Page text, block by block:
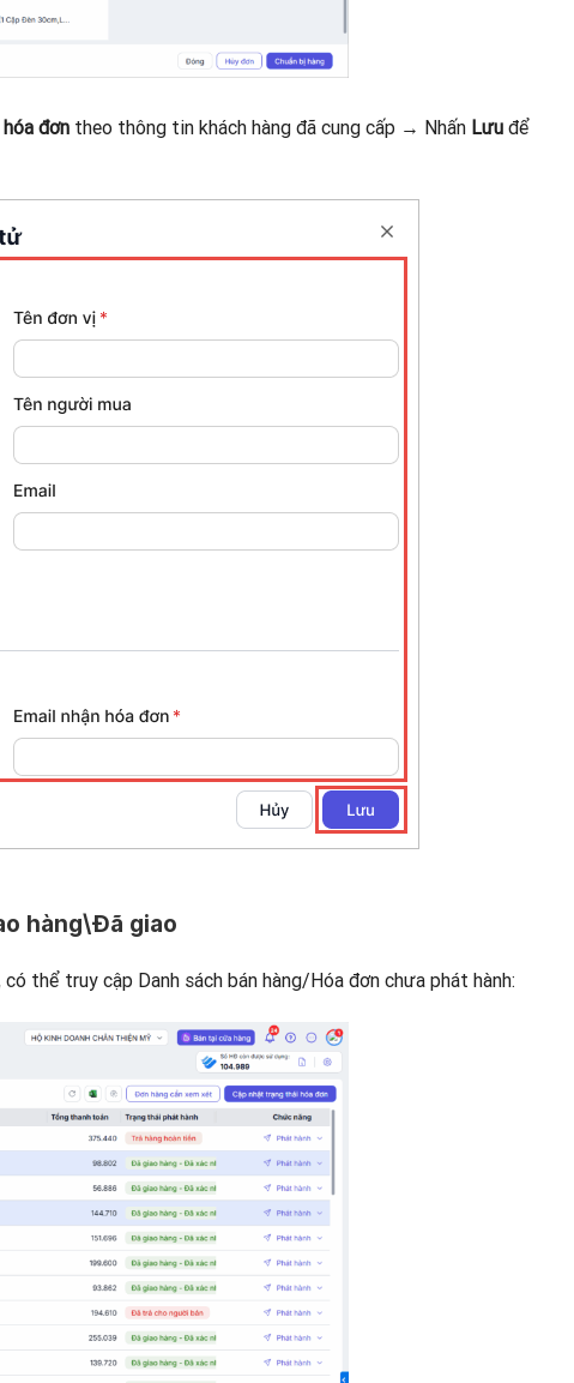
đơn theo thông tin khách hàng đã cung cấp → Nhấn Lưu để
hàng\Đã giao
thể truy cập Danh sách bán hàng/Hóa đơn chưa phát hành: